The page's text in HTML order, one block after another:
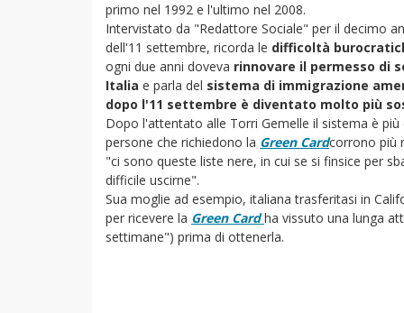
primo nel 1992 e l'ultimo nel 2008.
Intervistato da "Redattore Sociale" per il decimo
dell'11 settembre, ricorda le difficoltà
ogni due anni doveva rinnovare il permesso di
Italia e parla del sistema di immigrazione
dopo l'11 settembre è diventato molto più
Dopo l'attentato alle Torri Gemelle il sistema è più
persone che richiedono la Green Cardcorrono più
"ci sono queste liste nere, in cui se si finsice per
difficile uscirne".
Sua moglie ad esempio, italiana trasferitasi in
per ricevere la Green Card ha vissuto una lunga
settimane") prima di ottenerla.